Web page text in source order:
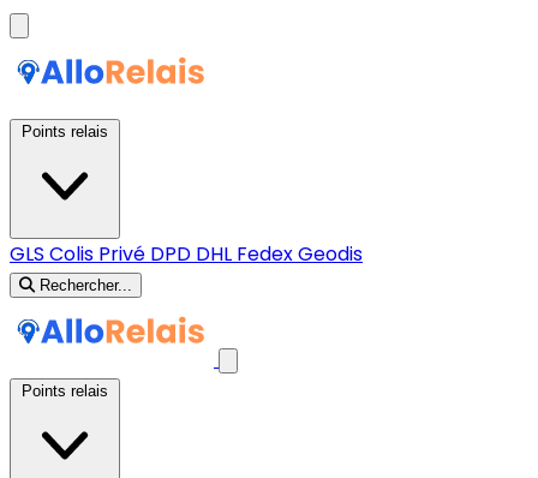
GLS Colis Privé DPD DHL FedexGeodis
Rechercher...